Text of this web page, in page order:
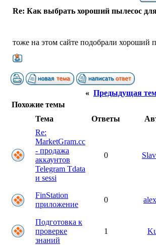
Re: Как выбрать хороший пылесос
тоже на этом сайте подобрали хороший
« Предыдущая
Похожие темы
Тема
Ответы
Re:
MarketGram.cc
- продажа
аккаунтов
Telegram Tdata
и sessi
0
FinStation
приложение
0
Подготовка к
проверке
знаний
1